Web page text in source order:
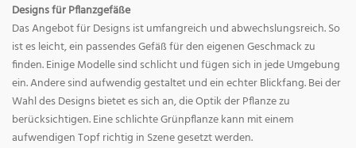
Designs für Pflanzgefäße
Das Angebot für Designs ist umfangreich und abwechslungsreich. So
ist es leicht, ein passendes Gefäß für den eigenen Geschmack zu
finden. Einige Modelle sind schlicht und fügen sich in jede Umgebung
ein. Andere sind aufwendig gestaltet und ein echter Blickfang. Bei der
Wahl des Designs bietet es sich an, die Optik der Pflanze zu
berücksichtigen. Eine schlichte Grünpflanze kann mit einem
aufwendigen Topf richtig in Szene gesetzt werden.